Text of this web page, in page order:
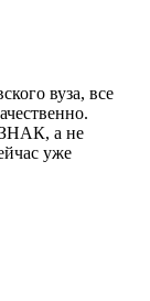
вуза, все
а не
уже